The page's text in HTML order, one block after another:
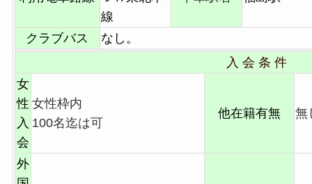
線
クラブバス
なし。
入 会 条 件
女
性
入
会
女性枠内
100名迄は可
他在籍有無 無
外